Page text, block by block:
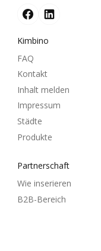
Kimbino
FAQ
Kontakt
Inhalt melden
Impressum
Städte
Produkte
Partnerschaft
Wie inserieren
B2B-Bereich